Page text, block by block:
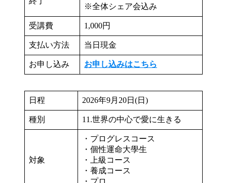
※全体シェア会込み
受講費 1,000円
支払い方法 当日現金
お申し込み お申し込みはこちら
日程 2026年9月20日(日)
種別 11.世界の中心で愛に生きる
対象
・プログレスコース
・個性運命大學生
・上級コース
・養成コース